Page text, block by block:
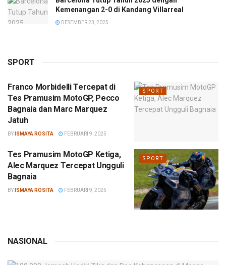
Kemenangan 2-0 di Kandang Villarreal
DESEMBER 23, 2025
SPORT
SPORT
Franco Morbidelli Tercepat di
Tes Pramusim MotoGP, Pecco
Bagnaia dan Marc Marquez
Jatuh
BY ISMAYA ROSITA FEBRUARI 9, 2025
SPORT
Tes Pramusim MotoGP Ketiga,
Alec Marquez Tercepat Ungguli
Bagnaia
BY ISMAYA ROSITA FEBRUARI 9, 2025
NASIONAL